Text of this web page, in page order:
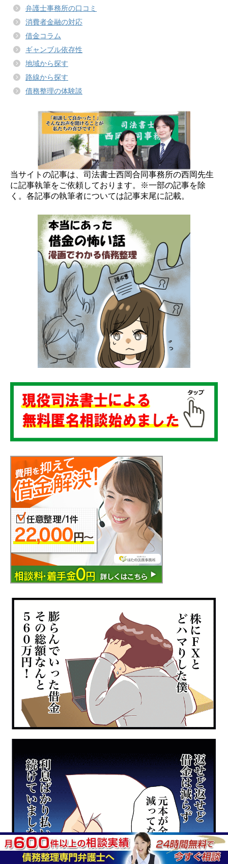
弁護士事務所の口コミ
消費者金融の対応
借金コラム
ギャンブル依存性
地域から探す
路線から探す
債務整理の体験談
当サイトの記事は、司法書士西岡合同事務所の西岡先生
に記事執筆をご依頼しております。※一部の記事を除
く。各記事の執筆者については記事末尾に記載。